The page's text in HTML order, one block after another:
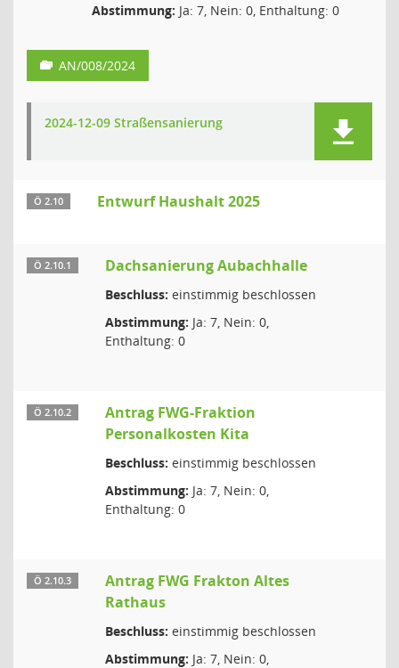
Abstimmung: Ja: 7, Nein: 0, Enthaltung: 0
AN/008/2024
2024-12-09 Straßensanierung
Ö 2.10 Entwurf Haushalt 2025
Ö 2.10.1 Dachsanierung Aubachhalle
Beschluss: einstimmig beschlossen
Abstimmung: Ja: 7, Nein: 0,
Enthaltung: 0
Ö 2.10.2
Antrag FWG-Fraktion
Personalkosten Kita
Beschluss: einstimmig beschlossen
Abstimmung: Ja: 7, Nein: 0,
Enthaltung: 0
Ö 2.10.3
Antrag FWG Frakton Altes
Rathaus
Beschluss: einstimmig beschlossen
Abstimmung: Ja: 7, Nein: 0,